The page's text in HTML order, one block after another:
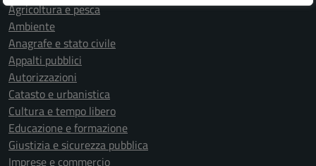
Agricoltura e pesca
Ambiente
Anagrafe e stato civile
Appalti pubblici
Autorizzazioni
Catasto e urbanistica
Cultura e tempo libero
Educazione e formazione
Giustizia e sicurezza pubblica
Imprese e commercio